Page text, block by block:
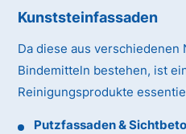
Kunststeinfassaden
Da diese aus
Bindemitteln bestehen, ist
Reinigungsprodukte
Putzfassaden &